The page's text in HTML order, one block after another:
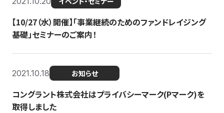
【10/27（水）開催】「事業継続のためのファンドレイジング
基礎」セミナーのご案内！
2021.10.18 お知らせ
コングラント株式会社はプライバシーマーク(Pマーク)を
取得しました